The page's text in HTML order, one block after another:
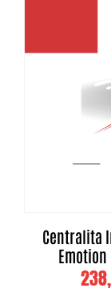
Centralita
Emotion